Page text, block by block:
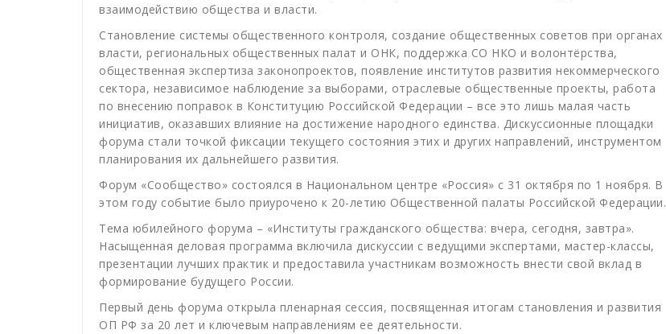
взаимодействию общества и власти.
Становление системы общественного контроля, создание общественных советов при органах
власти, региональных общественных палат и ОНК, поддержка СО НКО и волонтёрства,
общественная экспертиза законопроектов, появление институтов развития некоммерческого
сектора, независимое наблюдение за выборами, отраслевые общественные проекты, работа
по внесению поправок в Конституцию Российской Федерации – все это лишь малая часть
инициатив, оказавших влияние на достижение народного единства. Дискуссионные площадки
форума стали точкой фиксации текущего состояния этих и других направлений, инструментом
планирования их дальнейшего развития.
Форум «Сообщество» состоялся в Национальном центре «Россия» с 31 октября по 1 ноября. В
этом году событие было приурочено к 20-летию Общественной палаты Российской Федерации.
Тема юбилейного форума – «Институты гражданского общества: вчера, сегодня, завтра».
Насыщенная деловая программа включила дискуссии с ведущими экспертами, мастер-классы,
презентации лучших практик и предоставила участникам возможность внести свой вклад в
формирование будущего России.
Первый день форума открыла пленарная сессия, посвященная итогам становления и развития
ОП РФ за 20 лет и ключевым направлениям ее деятельности.